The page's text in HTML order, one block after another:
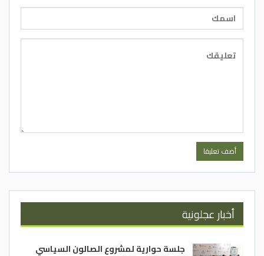
أخبار عجلونية
جلسة حوارية لمشروع الصالون السياسي